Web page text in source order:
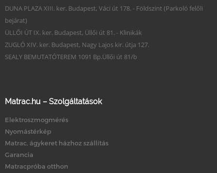
DUNA PLAZA XIII. ker. Budapest, Váci út 178. - Földszint (Parkoló felőli
bejárat)
ÜLLŐI ÚT IX. ker. Budapest, Üllői út 81. - Klinikák
ZUGLÓ XIV. ker. Budapest, Nagy Lajos kir. útja 127.
SEALY BEMUTATÓTEREM 1091 Bp.Üllői út 81/b
Matrac.hu – Szolgáltatások
Elektroszmogmérés
Nyomástérkép
Matrac, ágykeret házhoz szállítás
Garancia
Matracpróba otthon